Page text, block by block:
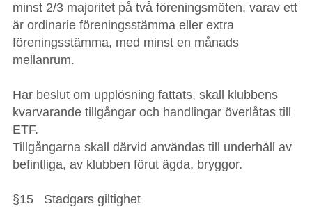
minst 2/3 majoritet på två föreningsmöten, varav ett
är ordinarie föreningsstämma eller extra
föreningsstämma, med minst en månads
mellanrum.
Har beslut om upplösning fattats, skall klubbens
kvarvarande tillgångar och handlingar överlåtas till
ETF.
Tillgångarna skall därvid användas till underhåll av
befintliga, av klubben förut ägda, bryggor.
§15 Stadgars giltighet